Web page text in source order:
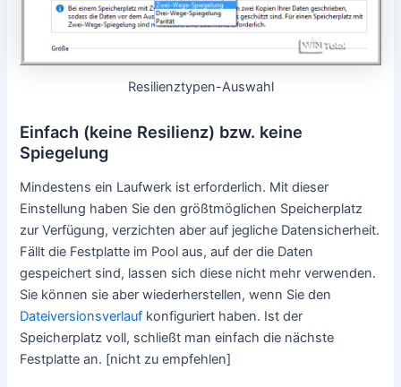
Resilienztypen-Auswahl
Einfach (keine Resilienz) bzw. keine
Spiegelung
Mindestens ein Laufwerk ist erforderlich. Mit dieser
Einstellung haben Sie den größtmöglichen Speicherplatz
zur Verfügung, verzichten aber auf jegliche Datensicherheit.
Fällt die Festplatte im Pool aus, auf der die Daten
gespeichert sind, lassen sich diese nicht mehr verwenden.
Sie können sie aber wiederherstellen, wenn Sie den
Dateiversionsverlauf konfiguriert haben. Ist der
Speicherplatz voll, schließt man einfach die nächste
Festplatte an. [nicht zu empfehlen]